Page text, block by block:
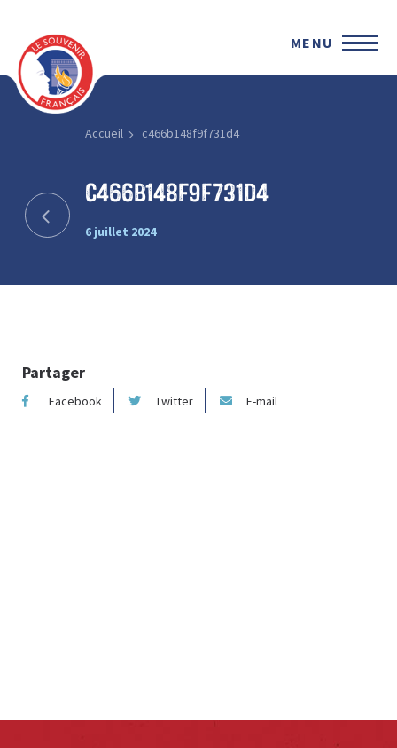
MENU
Accueil c466b148f9f731d4
c466b148f9f731d4
6 juillet 2024
Partager
Facebook Twitter E-mail